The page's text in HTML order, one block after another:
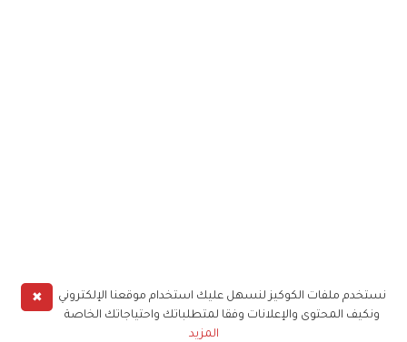
✖
نستخدم ملفات الكوكيز لنسهل عليك استخدام موقعنا الإلكتروني
ونكيف المحتوى والإعلانات وفقا لمتطلباتك واحتياجاتك الخاصة
المزيد